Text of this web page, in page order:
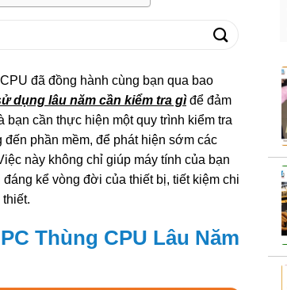
đã đồng hành cùng bạn qua bao
dụng lâu năm cần kiểm tra gìđể đảm
bạn cần thực hiện một quy trình kiểm tra
phần mềm, để phát hiện sớm các
này không chỉ giúp máy tính của bạn
kể vòng đời của thiết bị, tiết kiệm chi
Thùng CPU Lâu Năm